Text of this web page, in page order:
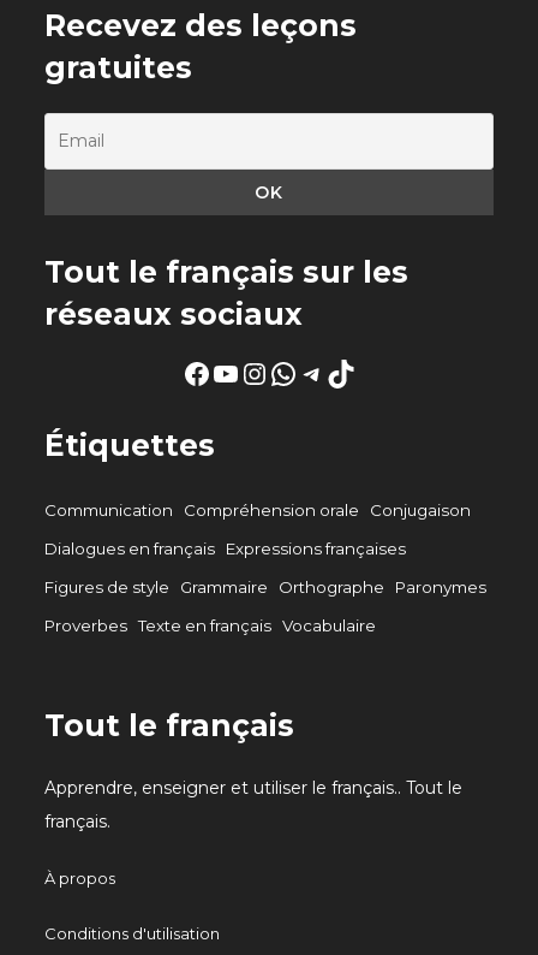
Recevez des leçons
gratuites
Tout le français sur les
réseaux sociaux
Facebook
YouTube
Instagram
WhatsApp
Telegram
TikTok
Étiquettes
Communication Compréhension orale
Conjugaison
Dialogues en français
Expressions françaises
Figures de style
Grammaire Orthographe
Paronymes
Proverbes Texte en français Vocabulaire
Tout le français
Apprendre, enseigner et utiliser le français.. Tout le
français.
À propos
Conditions d'utilisation